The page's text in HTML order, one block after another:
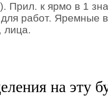
Прил. к ярмо в 1
работ. Яремные
лица.
на эту